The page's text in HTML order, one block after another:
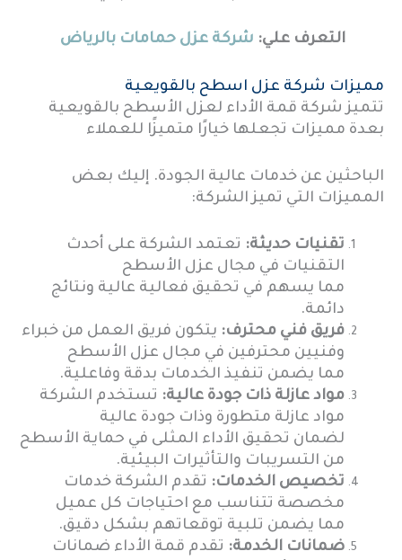
التعرف علي: شركة عزل حمامات بالرياض
مميزات شركة عزل اسطح بالقويعية
تتميز شركة قمة الأداء لعزل الأسطح بالقويعية
بعدة مميزات تجعلها خيارًا متميزًا للعملاء
الباحثين عن خدمات عالية الجودة. إليك بعض
المميزات التي تميز الشركة:
تقنيات حديثة: تعتمد الشركة على أحدث
التقنيات في مجال عزل الأسطح
مما يسهم في تحقيق فعالية عالية ونتائج
دائمة.
فريق فني محترف: يتكون فريق العمل من خبراء
وفنيين محترفين في مجال عزل الأسطح
مما يضمن تنفيذ الخدمات بدقة وفاعلية.
مواد عازلة ذات جودة عالية: تستخدم الشركة
مواد عازلة متطورة وذات جودة عالية
لضمان تحقيق الأداء المثلى في حماية الأسطح
من التسريبات والتأثيرات البيئية.
تخصيص الخدمات: تقدم الشركة خدمات
مخصصة تتناسب مع احتياجات كل عميل
مما يضمن تلبية توقعاتهم بشكل دقيق.
ضمانات الخدمة: تقدم قمة الأداء ضمانات